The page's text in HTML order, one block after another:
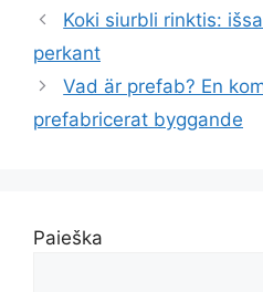
Koki siurbli rinktis:
perkant
Vad är prefab? En
prefabricerat byggande
Paieška